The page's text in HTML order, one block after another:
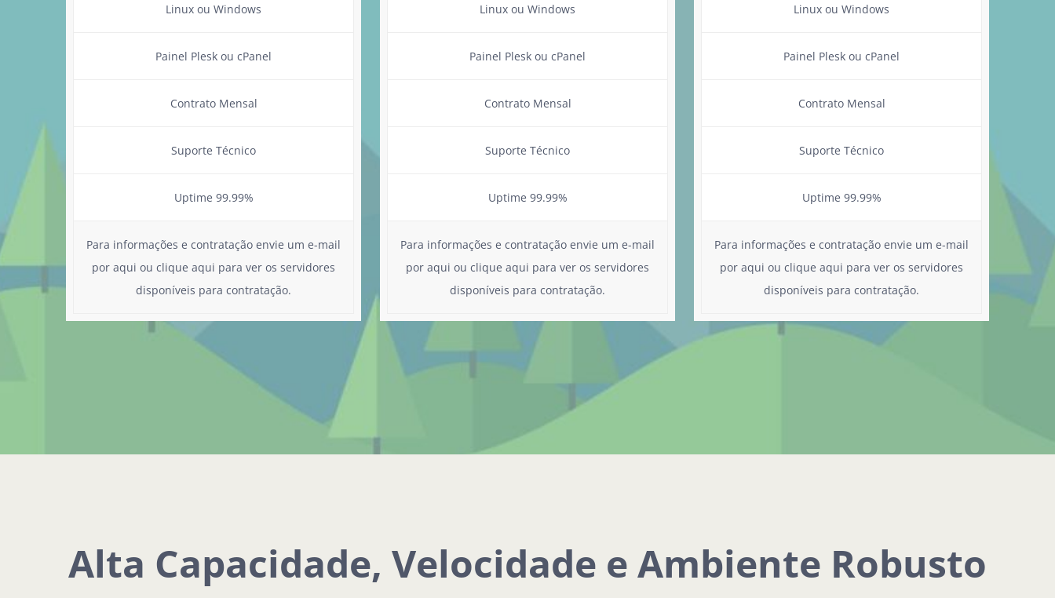
Linux ou Windows
Painel Plesk ou cPanel
Contrato Mensal
Suporte Técnico
Uptime 99.99%
Para informações e contratação envie um e-mail
por aqui ou clique aqui para ver os servidores
disponíveis para contratação.
Linux ou Windows
Painel Plesk ou cPanel
Contrato Mensal
Suporte Técnico
Uptime 99.99%
Para informações e contratação envie um e-mail
por aqui ou clique aqui para ver os servidores
disponíveis para contratação.
Linux ou Windows
Painel Plesk ou cPanel
Contrato Mensal
Suporte Técnico
Uptime 99.99%
Para informações e contratação envie um e-mail
por aqui ou clique aqui para ver os servidores
disponíveis para contratação.
Alta Capacidade, Velocidade e Ambiente Robusto